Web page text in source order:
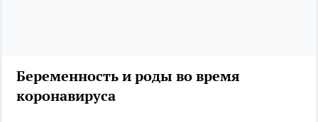
Беременность и роды во время
коронавируса